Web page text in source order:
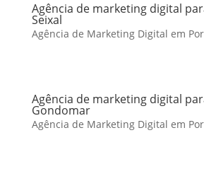
Agência de marketing digital
Seixal
Agência de Marketing Digital em
Agência de marketing digital
Gondomar
Agência de Marketing Digital em